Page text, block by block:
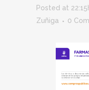
Posted at
Zuñiga
0